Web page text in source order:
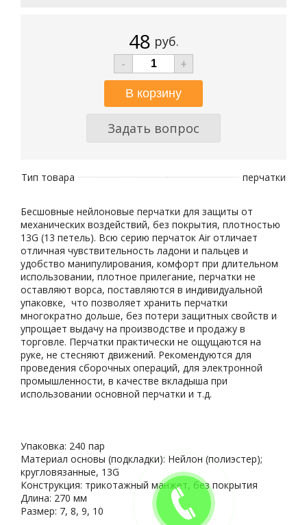
48 руб.
-
+
Задать вопрос
Тип товара перчатки
Бесшовные нейлоновые перчатки для защиты от
механических воздействий, без покрытия, плотностью
13G (13 петель). Всю серию перчаток Air отличает
отличная чувствительность ладони и пальцев и
удобство манипулирования, комфорт при длительном
использовании, плотное прилегание, перчатки не
оставляют ворса, поставляются в индивидуальной
упаковке, что позволяет хранить перчатки
многократно дольше, без потери защитных свойств и
упрощает выдачу на производстве и продажу в
торговле. Перчатки практически не ощущаются на
руке, не стесняют движений. Рекомендуются для
проведения сборочных операций, для электронной
промышленности, в качестве вкладыша при
использовании основной перчатки и т.д.
Упаковка: 240 пар
Материал основы (подкладки): Нейлон (полиэстер);
кругловязанные, 13G
Конструкция: трикотажный манжет, без покрытия
Длина: 270 мм
Размер: 7, 8, 9, 10